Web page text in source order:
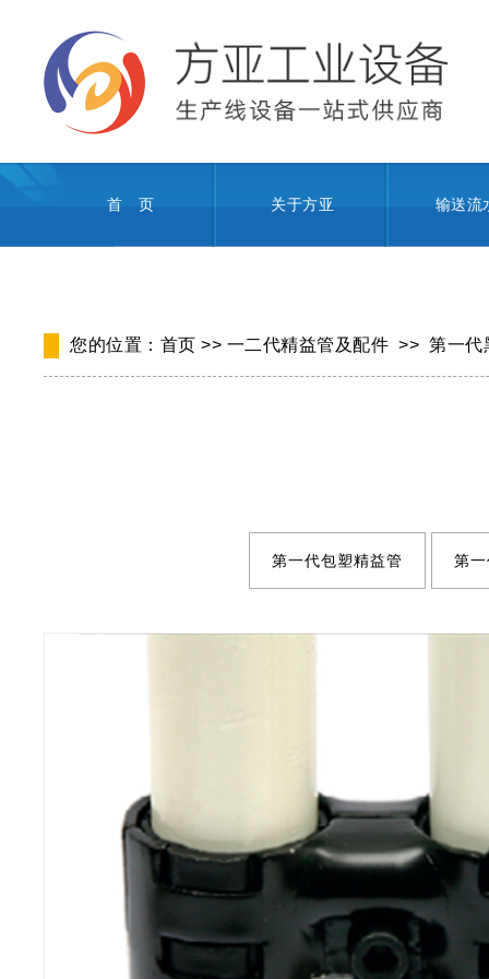
首 页 关于方亚 输送流
您的位置： 首页 >> 一二代精益管及配件 >>第一代
第一代包塑精益管 第